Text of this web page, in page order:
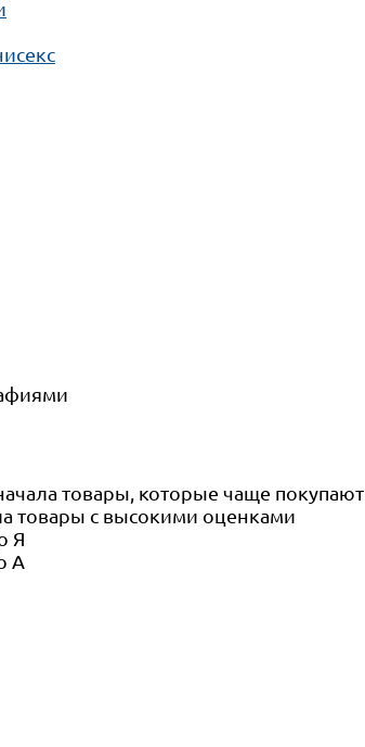
товары, которые чаще покупают
товары с высокими оценками
Я
А